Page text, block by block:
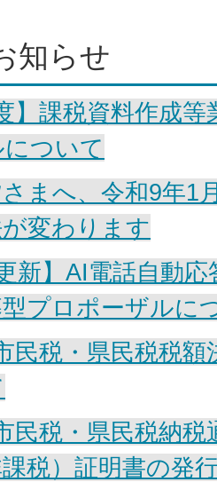
知らせ
】課税資料作成
ついて
まへ、令和9年1
変わります
新】AI電話自動
プロポーザルに
民税・県民税税額
民税・県民税納税
税）証明書の発